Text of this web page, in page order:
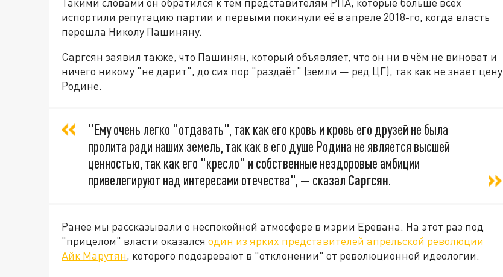
испортили репутацию партии и первыми покинули её в апреле 2018-го, когда власть
перешла Николу Пашиняну.
Саргсян заявил также, что Пашинян, который объявляет, что он ни в чём не виноват и
ничего никому "не дарит", до сих пор "раздаёт" (земли — ред ЦГ), так как не знает цену
Родине.
"Ему очень легко "отдавать", так как его кровь и кровь его друзей не была
пролита ради наших земель, так как в его душе Родина не является высшей
ценностью, так как его "кресло" и собственные нездоровые амбиции
привелегируют над интересами отечества", — сказал Саргсян.
Ранее мы рассказывали о неспокойной атмосфере в мэрии Еревана. На этот раз под
"прицелом" власти оказался один из ярких представителей апрельской революции
Айк Марутян, которого подозревают в "отклонении" от революционной идеологии.